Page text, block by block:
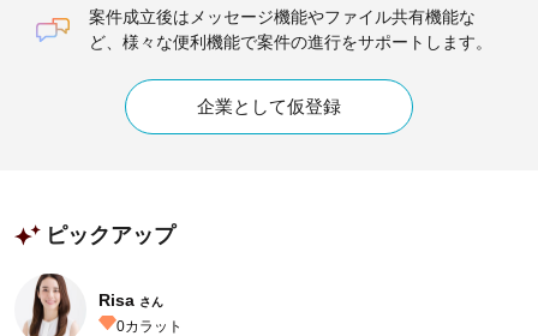
案件成立後はメッセージ機能やファイル共有機能な
ど、様々な便利機能で案件の進行をサポートします。
企業として仮登録
ピックアップ
Risa さん
0カラット